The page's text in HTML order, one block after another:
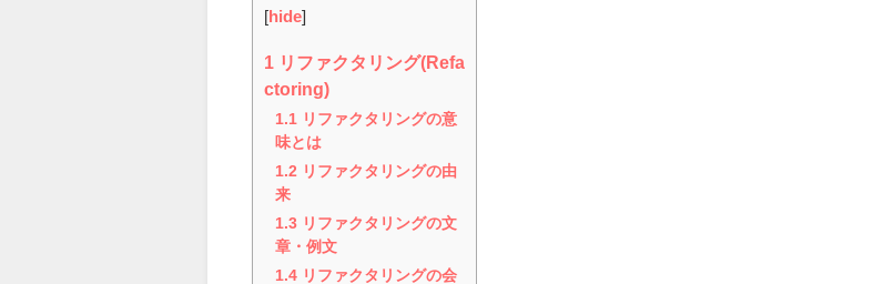
[ hide]
1
リファクタリング(Refa
ctoring)
1.1 リファクタリングの意
味とは
1.2 リファクタリングの由
来
1.3 リファクタリングの文
章・例文
1.4 リファクタリングの会